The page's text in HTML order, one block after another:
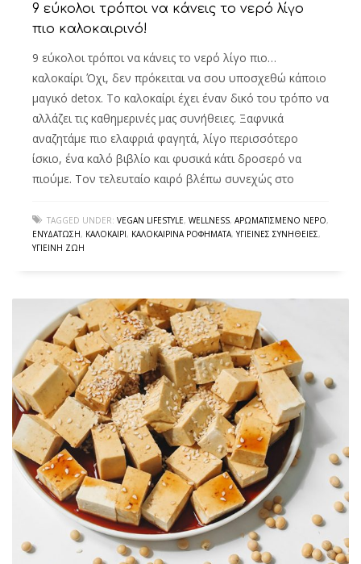
9 εύκολοι τρόποι να κάνεις το νερό λίγο
πιο καλοκαιρινό!
9 εύκολοι τρόποι να κάνεις το νερό λίγο πιο…
καλοκαίρι Όχι, δεν πρόκειται να σου υποσχεθώ κάποιο
μαγικό detox. Το καλοκαίρι έχει έναν δικό του τρόπο να
αλλάζει τις καθημερινές μας συνήθειες. Ξαφνικά
αναζητάμε πιο ελαφριά φαγητά, λίγο περισσότερο
ίσκιο, ένα καλό βιβλίο και φυσικά κάτι δροσερό να
πιούμε. Τον τελευταίο καιρό βλέπω συνεχώς στο
TAGGED UNDER: VEGAN LIFESTYLE, WELLNESS, ΑΡΩΜΑΤΙΣΜΈΝΟ ΝΕΡΌ,
ΕΝΥΔΆΤΩΣΗ, ΚΑΛΟΚΑΊΡΙ, ΚΑΛΟΚΑΙΡΙΝΆ ΡΟΦΉΜΑΤΑ,ΥΓΙΕΙΝΈΣ ΣΥΝΉΘΕΙΕΣ,
ΥΓΙΕΙΝΉ ΖΩΉ